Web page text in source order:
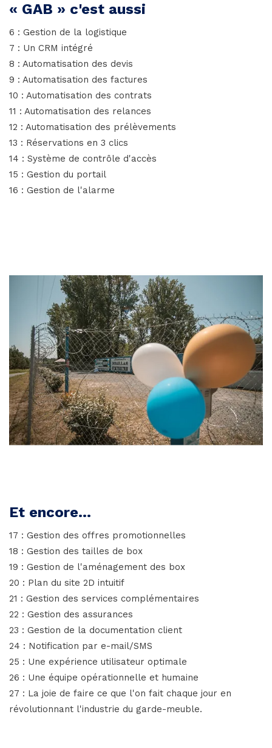
« GAB » c'est aussi
6 : Gestion de la logistique
7 : Un CRM intégré
8 : Automatisation des devis
9 : Automatisation des factures
10 : Automatisation des contrats
11 : Automatisation des relances
12 : Automatisation des prélèvements
13 : Réservations en 3 clics
14 : Système de contrôle d'accès
15 : Gestion du portail
16 : Gestion de l'alarme
Et encore...
17 : Gestion des offres promotionnelles
18 : Gestion des tailles de box
19 : Gestion de l'aménagement des box
20 : Plan du site 2D intuitif
21 : Gestion des services complémentaires
22 : Gestion des assurances
23 : Gestion de la documentation client
24 : Notification par e-mail/SMS
25 : Une expérience utilisateur optimale
26 : Une équipe opérationnelle et humaine
27 : La joie de faire ce que l'on fait chaque jour en
révolutionnant l'industrie du garde-meuble.